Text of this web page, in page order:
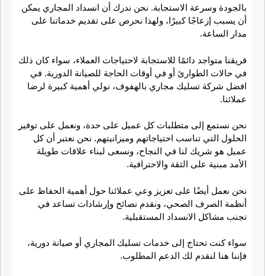
بالجودة وسرعة الاستجابة. نحن ندرك أن انسداد المجاري يمكن
أن يسبب إزعاجًا كبيرًا، ولهذا نحرص على تقديم خدماتنا على
مدار الساعة.
فريقنا متواجد دائمًا للاستجابة لاحتياجات العملاء، سواء كان ذلك
في حالات الطوارئ أو في أوقات الحاجة للصيانة الدورية. في
افضل شركة تسليك مجاري بالهفوف، نولي أهمية كبيرة لرضا
عملائنا.
نحن نستمع إلى متطلبات كل عميل على حدة، ونعمل على توفير
الحلول التي تناسب احتياجاتهم وميزانيتهم. نحن نعتبر أن كل
عميل هو شريك لنا في النجاح، ونسعى لبناء علاقات طويلة
الأمد مبنية على الثقة والاحترافية.
نحن نعمل أيضًا على تعزيز وعي عملائنا حول أهمية الحفاظ على
أنظمة الصرف الصحي، ونقدم نصائح وإرشادات تساعد في
تجنب مشاكل الانسداد المستقبلية.
سواء كنت تحتاج إلى خدمات تسليك المجاري أو صيانة دورية،
فإننا هنا لنقدم لك الدعم المطلوب.